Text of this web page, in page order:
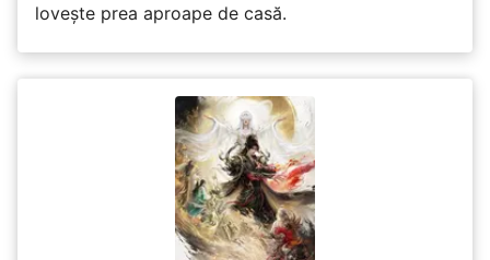
lovește prea aproape de casă.